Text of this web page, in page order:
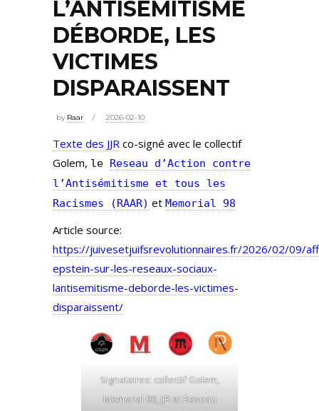
L’ANTISÉMITISME
DÉBORDE, LES
VICTIMES
DISPARAISSENT
by Raar 2026-02-10
Texte des JJR co-signé avec le collectif
Golem, le
Reseau d’Action contre
l’Antisémitisme et tous les
Racismes (RAAR) et Memorial 98
Article source:
https://juivesetjuifsrevolutionnaires.fr/2026/02/09/
epstein-sur-les-reseaux-sociaux-
lantisemitisme-deborde-les-victimes-
disparaissent/
Signataires: collectif Golem,
Memorial 98, JJR et Reseau